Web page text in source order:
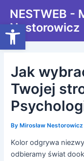
Open
content
NESTWEB -
Nestorowicz
Jak
Twojej
By Mirosław
Kolor odgrywa
odbieramy świat
navigation